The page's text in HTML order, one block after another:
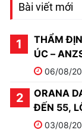
Bài viết mới
THẨM
ÚC –
06/08/
ORANA
ĐẾN 55,
03/08/